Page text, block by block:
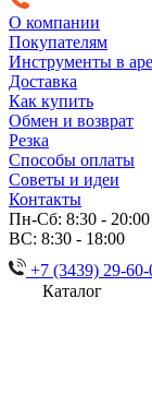
О компании
Покупателям
Инструменты в
Доставка
Как купить
Обмен и возврат
Резка
Способы оплаты
Советы и идеи
Контакты
Пн-Сб: 8:30 - 20:00
ВС: 8:30 - 18:00
+7 (3439) 29-60-
Каталог